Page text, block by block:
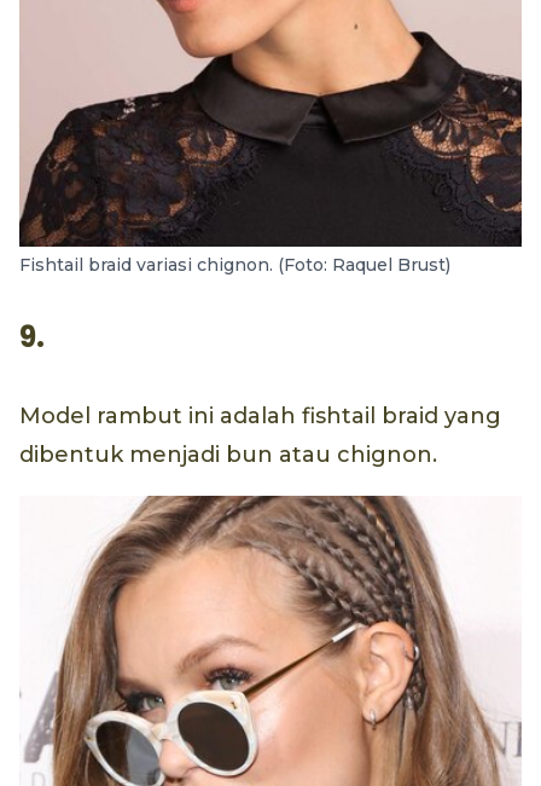
Fishtail braid variasi chignon. (Foto: Raquel Brust)
9.
Model rambut ini adalah fishtail braid yang
dibentuk menjadi bun atau chignon.